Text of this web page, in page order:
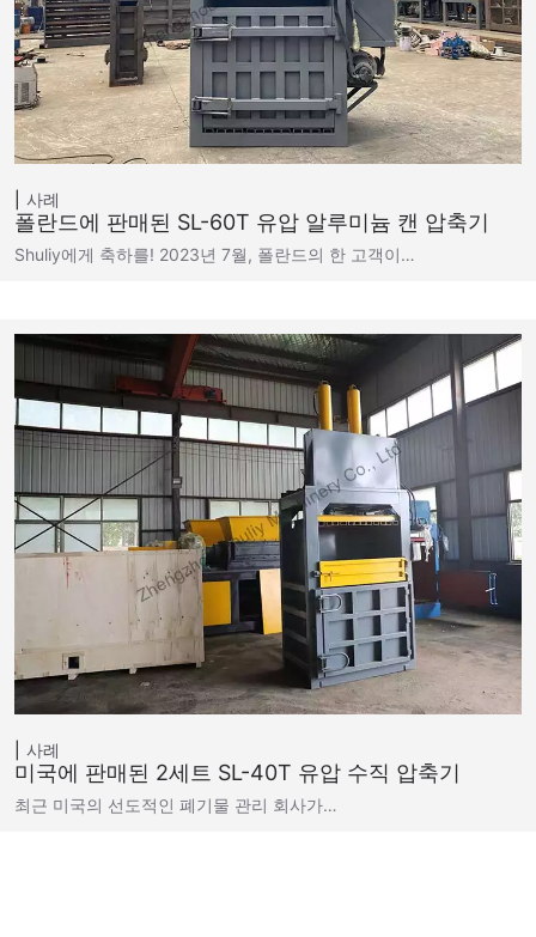
사례
폴란드에 판매된 SL-60T 유압 알루미늄 캔 압축기
Shuliy에게 축하를! 2023년 7월, 폴란드의 한 고객이…
사례
미국에 판매된 2세트 SL-40T 유압 수직 압축기
최근 미국의 선도적인 폐기물 관리 회사가…